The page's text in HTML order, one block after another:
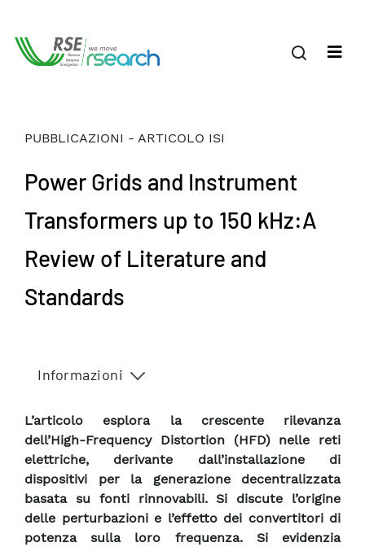
PUBBLICAZIONI - ARTICOLO ISI
Power Grids and Instrument
Transformers up to 150 kHz:A
Review of Literature and
Standards
Informazioni
L’articolo esplora la crescente rilevanza
dell’High-Frequency Distortion (HFD) nelle reti
elettriche, derivante dall’installazione di
dispositivi per la generazione decentralizzata
basata su fonti rinnovabili. Si discute l’origine
delle perturbazioni e l’effetto dei convertitori di
potenza sulla loro frequenza. Si evidenzia